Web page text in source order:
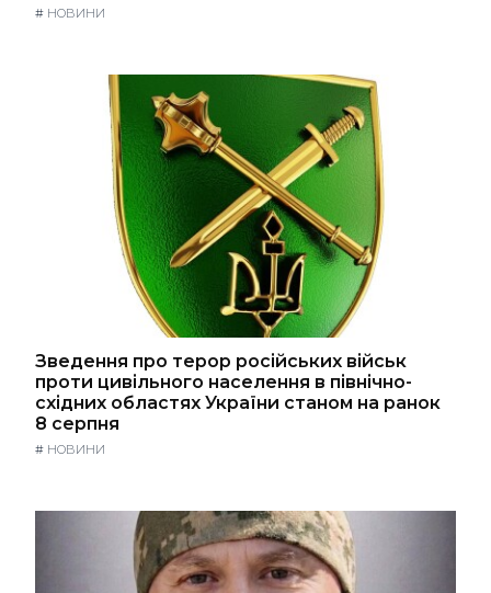
# НОВИНИ
Зведення про терор російських військ
проти цивільного населення в північно-
східних областях України станом на ранок
8 серпня
# НОВИНИ